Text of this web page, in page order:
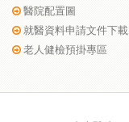
醫院配置圖
就醫資料申請文件下載
老人健檢預掛專區